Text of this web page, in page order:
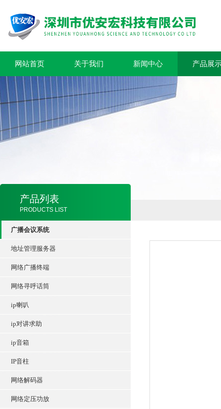
网站首页 关于我们 新闻中心 产品展
产品列表
PRODUCTS LIST
广播会议系统
地址管理服务器
网络广播终端
网络寻呼话筒
ip喇叭
ip对讲求助
ip音箱
IP音柱
网络解码器
网络定压功放